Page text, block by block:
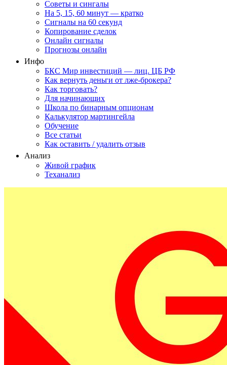
Советы и сингалы
На 5, 15, 60 минут — кратко
Сигналы на 60 секунд
Копирование сделок
Онлайн сигналы
Прогнозы онлайн
Инфо
БКС Мир инвестиций — лиц. ЦБ РФ
Как вернуть деньги от лже-брокера?
Как торговать?
Для начинающих
Школа по бинарным опционам
Калькулятор мартингейла
Обучение
Все статьи
Как оставить / удалить отзыв
Анализ
Живой график
Теханализ